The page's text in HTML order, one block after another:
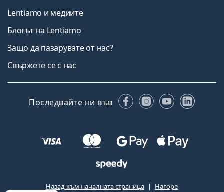
Lentiamo и медиите
Блогът на Lentiamo
Защо да пазарувате от нас?
Свържете се с нас
Последвайте ни във FacebookInstagram
YouTube
Назад към началната страница Нагоре